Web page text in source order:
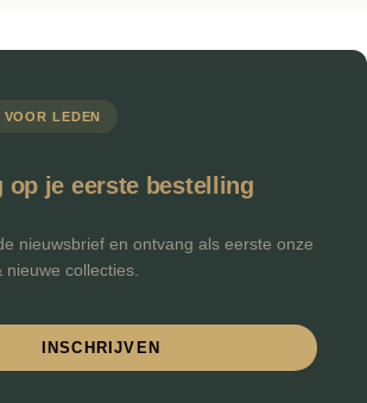
LEDEN
op je eerste bestelling
nieuwsbrief en ontvang als eerste onze
nieuwe collecties.
INSCHRIJVEN